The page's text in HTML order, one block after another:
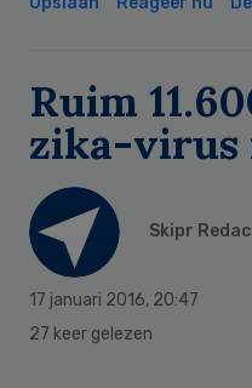
Ruim
zika-virus
Skipr
17 januari 2016, 20:47
27 keer gelezen